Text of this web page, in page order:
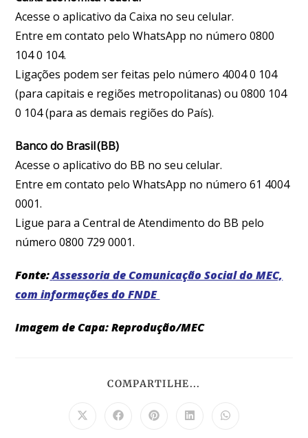
Acesse o aplicativo da Caixa no seu celular.
Entre em contato pelo WhatsApp no número 0800
104 0 104.
Ligações podem ser feitas pelo número 4004 0 104
(para capitais e regiões metropolitanas) ou 0800 104
0 104 (para as demais regiões do País).
Banco do Brasil (BB)
Acesse o aplicativo do BB no seu celular.
Entre em contato pelo WhatsApp no número 61 4004
0001.
Ligue para a Central de Atendimento do BB pelo
número 0800 729 0001.
Fonte: Assessoria de Comunicação Social do MEC,
com informações do FNDE
Imagem de Capa: Reprodução/MEC
COMPARTILHE...